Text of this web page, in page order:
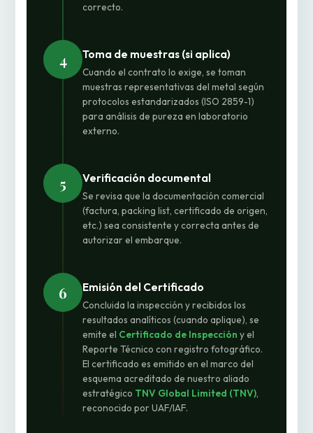
correcto.
4 Toma de muestras (si aplica)
Cuando el contrato lo exige, se toman
muestras representativas del metal según
protocolos estandarizados (ISO 2859-1)
para análisis de pureza en laboratorio
externo.
5 Verificación documental
Se revisa que la documentación comercial
(factura, packing list, certificado de origen,
etc.) sea consistente y correcta antes de
autorizar el embarque.
6 Emisión del Certificado
Concluida la inspección y recibidos los
resultados analíticos (cuando aplique), se
emite el Certificado de Inspección y el
Reporte Técnico con registro fotográfico.
El certificado es emitido en el marco del
esquema acreditado de nuestro aliado
estratégico TNV Global Limited (TNV),
reconocido por UAF/IAF.